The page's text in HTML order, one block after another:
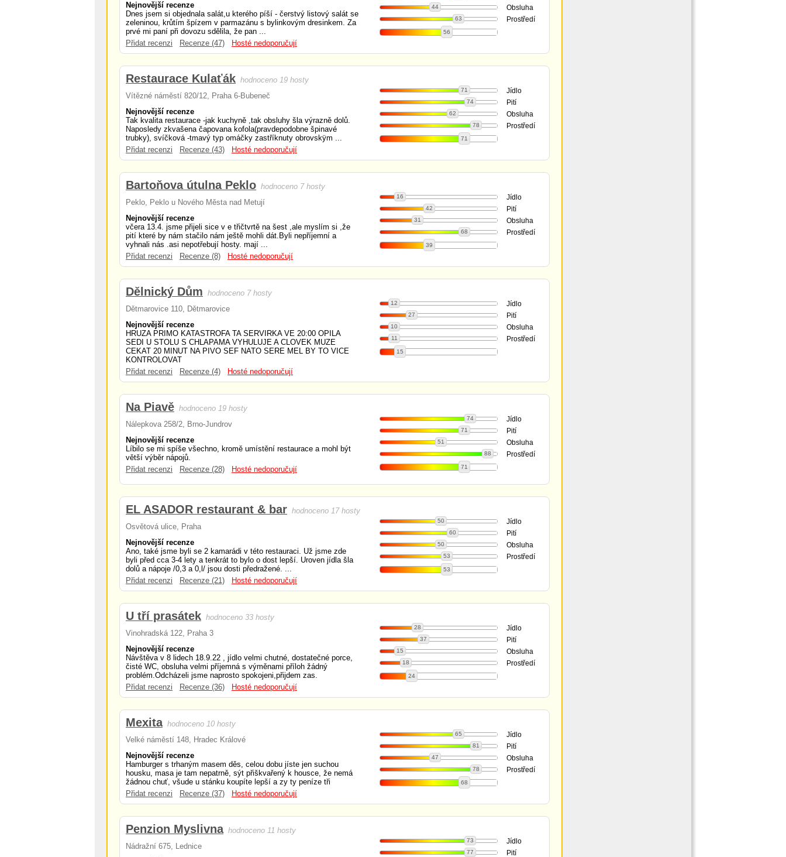
Nejnovější recenze
Dnes jsem si objednala salát,u kterého píší - čerstvý listový salát se
zeleninou, krůtím špízem v parmazánu s bylinkovým dresinkem. Za
prvé mi paní při dovozu sdělila, že pan ...
Přidat recenzi
Recenze (47) Hosté nedoporučují
44 Obsluha
63 Prostředí
56
Restaurace Kulaťák hodnoceno 19 hosty
Vítězné náměstí 820/12, Praha 6-Bubeneč
Nejnovější recenze
Tak kvalita restaurace -jak kuchyně ,tak obsluhy šla výrazně dolů.
Naposledy zkvašena čapovana kofola(pravdepodobne špinavé
trubky), svíčková -tmavý typ omáčky zastříknuty obrovskÿm ...
Přidat recenzi
Recenze (43) Hosté nedoporučují
71 Jídlo
74 Pití
62 Obsluha
78 Prostředí
71
Bartoňova útulna Peklo hodnoceno 7 hosty
Peklo, Peklo u Nového Města nad Metují
Nejnovější recenze
včera 13.4. jsme přijeli sice v e třičtvrtě na šest ,ale myslím si ,že
pití které by nám stačilo nám ještě mohli dát.Byli nepříjemní a
vyhnali nás .asi nepotřebují hosty. mají ...
Přidat recenzi
Recenze (8) Hosté nedoporučují
16 Jídlo
42 Pití
31 Obsluha
68 Prostředí
39
Dělnický Dům hodnoceno 7 hosty
Dětmarovice 110, Dětmarovice
Nejnovější recenze
HRUZA PRIMO KATASTROFA TA SERVIRKA VE 20:00 OPILA
SEDI U STOLU S CHLAPAMA VYHULUJE A CLOVEK MUZE
CEKAT 20 MINUT NA PIVO SEF NATO SERE MEL BY TO VICE
KONTROLOVAT
Přidat recenzi
Recenze (4) Hosté nedoporučují
12 Jídlo
27 Pití
10 Obsluha
11 Prostředí
15
Na Piavě hodnoceno 19 hosty
Nálepkova 258/2, Brno-Jundrov
Nejnovější recenze
Líbilo se mi spíše všechno, kromě umístění restaurace a mohl být
větší výběr nápojů.
Přidat recenzi
Recenze (28) Hosté nedoporučují
74 Jídlo
71 Pití
51 Obsluha
88 Prostředí
71
EL ASADOR restaurant & bar hodnoceno 17 hosty
Osvětová ulice, Praha
Nejnovější recenze
Ano, také jsme byli se 2 kamarádi v této restauraci. Už jsme zde
byli před cca 3-4 lety a tenkrát to bylo o dost lepší. Uroven jídla šla
dolů a nápoje /0,3 a 0,l/ jsou dosti předražené. ...
Přidat recenzi
Recenze (21) Hosté nedoporučují
50 Jídlo
60 Pití
50 Obsluha
53 Prostředí
53
U tří prasátek hodnoceno 33 hosty
Vinohradská 122, Praha 3
Nejnovější recenze
Návštěva v 8 lidech 18.9.22 , jídlo velmi chutné, dostatečné porce,
čisté WC, obsluha velmi příjemná s výměnami příloh žádný
problém.Odcházeli jsme naprosto spokojeni,přijdem zas.
Přidat recenzi
Recenze (36) Hosté nedoporučují
28 Jídlo
37 Pití
15 Obsluha
18 Prostředí
24
Mexita hodnoceno 10 hosty
Velké náměstí 148, Hradec Králové
Nejnovější recenze
Hamburger s trhaným masem děs, celou dobu jíste jen suchou
housku, masa je tam nepatrně, sýt přiškvařený k housce, že nemá
žádnou chuť, všude u stánku koupíte lepší a zy ty peníze tři
Přidat recenzi
Recenze (37) Hosté nedoporučují
65 Jídlo
81 Pití
47 Obsluha
78 Prostředí
68
Penzion Myslivna hodnoceno 11 hosty
Nádražní 675, Lednice
73 Jídlo
77 Pití